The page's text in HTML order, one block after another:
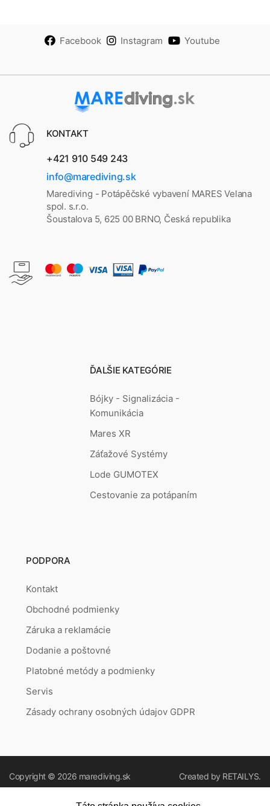
Facebook Instagram Youtube
KONTAKT
+421 910 549 243
info@marediving.sk
Marediving - Potápěčské vybavení MARES Velana
spol. s.r.o.
Šoustalova 5, 625 00 BRNO, Česká republika
ĎALŠIE KATEGÓRIE
Bójky - Signalizácia -
Komunikácia
Mares XR
Záťažové Systémy
Lode GUMOTEX
Cestovanie za potápaním
PODPORA
Kontakt
Obchodné podmienky
Záruka a reklamácie
Dodanie a poštovné
Platobné metódy a podmienky
Servis
Zásady ochrany osobných údajov GDPR
Copyright © 2026 marediving.sk Created by RETAILYS.